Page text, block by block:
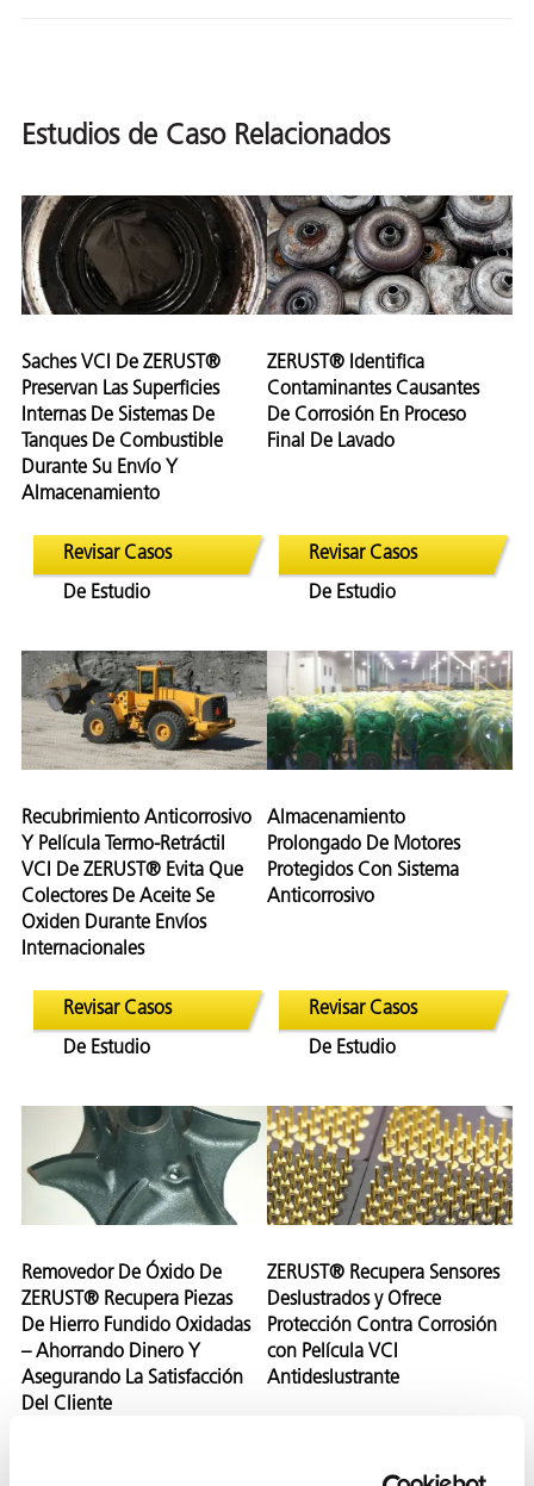
Estudios de Caso Relacionados
Saches VCI De ZERUST®
Preservan Las Superficies
Internas De Sistemas De
Tanques De Combustible
Durante Su Envío Y
Almacenamiento
Revisar Casos
De Estudio
ZERUST® Identifica
Contaminantes Causantes
De Corrosión En Proceso
Final De Lavado
Revisar Casos
De Estudio
Recubrimiento Anticorrosivo
Y Película Termo-Retráctil
VCI De ZERUST® Evita Que
Colectores De Aceite Se
Oxiden Durante Envíos
Internacionales
Revisar Casos
De Estudio
Almacenamiento
Prolongado De Motores
Protegidos Con Sistema
Anticorrosivo
Revisar Casos
De Estudio
Removedor De Óxido De
ZERUST® Recupera Piezas
De Hierro Fundido Oxidadas
– Ahorrando Dinero Y
Asegurando La Satisfacción
Del Cliente
ZERUST® Recupera Sensores
Deslustrados y Ofrece
Protección Contra Corrosión
con Película VCI
Antideslustrante
Óxido
de